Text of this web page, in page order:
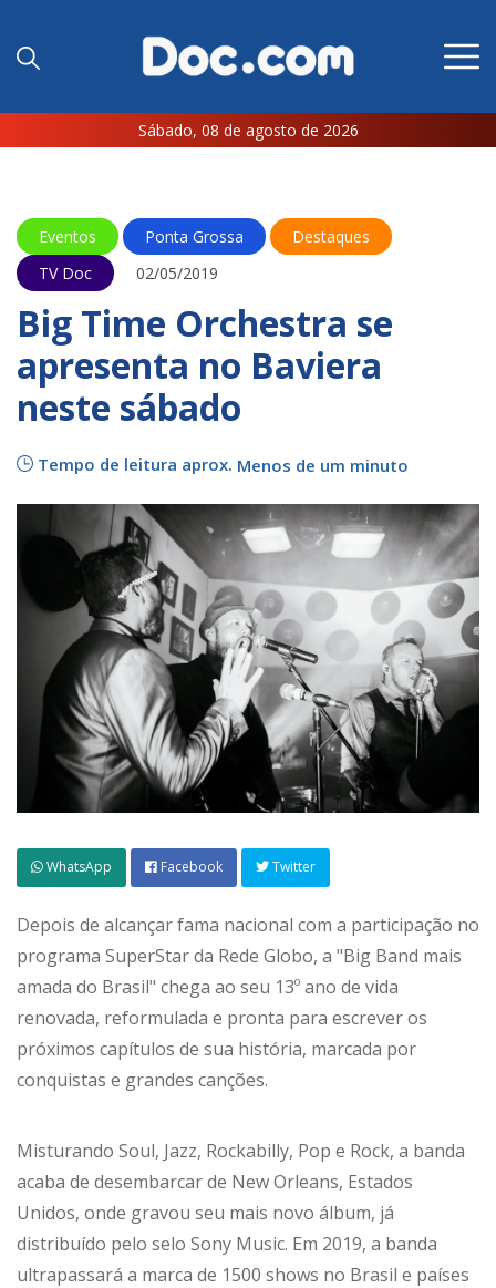
Sábado, 08 de agosto de 2026
Eventos Ponta Grossa
Destaques
TV Doc
02/05/2019
Big Time Orchestra se
apresenta no Baviera
neste sábado
Tempo de leitura aprox. Menos de um minuto
WhatsApp Facebook Twitter
Depois de alcançar fama nacional com a participação no
programa SuperStar da Rede Globo, a "Big Band mais
amada do Brasil" chega ao seu 13º ano de vida
renovada, reformulada e pronta para escrever os
próximos capítulos de sua história, marcada por
conquistas e grandes canções.
Misturando Soul, Jazz, Rockabilly, Pop e Rock, a banda
acaba de desembarcar de New Orleans, Estados
Unidos, onde gravou seu mais novo álbum, já
distribuído pelo selo Sony Music. Em 2019, a banda
ultrapassará a marca de 1500 shows no Brasil e países